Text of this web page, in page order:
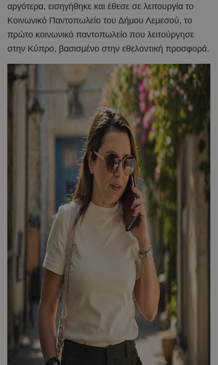
αργότερα, εισηγήθηκε και έθεσε σε λειτουργία το
Κοινωνικό Παντοπωλείο του Δήμου Λεμεσού, το
πρώτο κοινωνικό παντοπωλείο που λειτούργησε
στην Κύπρο, βασισμένο στην εθελοντική προσφορά.